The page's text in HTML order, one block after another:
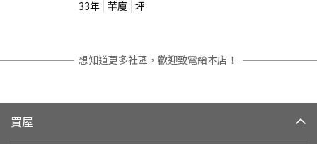
33年 華廈 坪
想知道更多社區，歡迎致電給本店！
買屋